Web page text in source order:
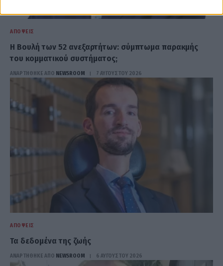
ΑΠΌΨΕΙΣ
Η Βουλή των 52 ανεξαρτήτων: σύμπτωμα παρακμής
του κομματικού συστήματος;
ΑΝΑΡΤΗΘΗΚΕ ΑΠΟ NEWSROOM 7 ΑΥΓΟΎΣΤΟΥ 2026
ΑΠΌΨΕΙΣ
Τα δεδομένα της ζωής
ΑΝΑΡΤΗΘΗΚΕ ΑΠΟ NEWSROOM 6 ΑΥΓΟΎΣΤΟΥ 2026